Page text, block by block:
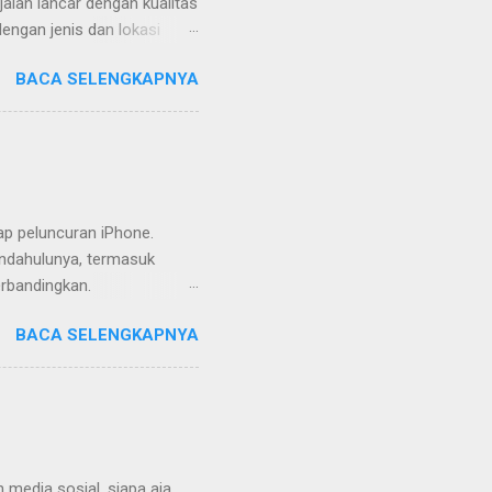
jenis dan lokasi
terbatas biasanya
awal yang bijak
tentukan apakah akan
BACA SELENGKAPNYA
peluncuran iPhone.
termasuk
dengan Sentuhan Elegan
mencolok. Apple masih
Namun, jika diperhatikan
tren desain yang dimulai
BACA SELENGKAPNYA